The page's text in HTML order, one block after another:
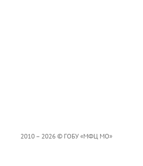
2010 – 2026 © ГОБУ «МФЦ МО»